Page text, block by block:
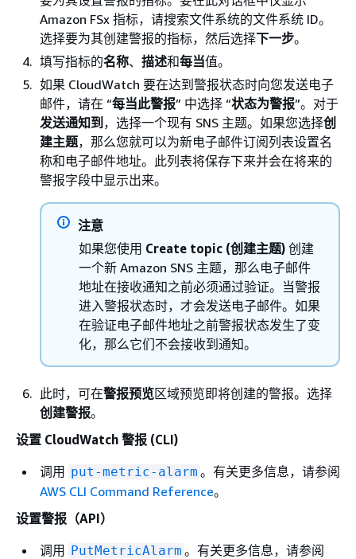
Amazon FSx 指标，请搜索文件系统的文件系统 ID。
选择要为其创建警报的指标，然后选择下一步。
填写指标的名称、 描述和每当值。
如果 CloudWatch 要在达到警报状态时向您发送电子
邮件，请在 “每当此警报” 中选择 “状态为警报”。对于
发送通知到 ，选择一个现有 SNS 主题。如果您选择创
建主题，那么您就可以为新电子邮件订阅列表设置名
称和电子邮件地址。此列表将保存下来并会在将来的
警报字段中显示出来。
注意
如果您使用 Create topic (创建主题) 创建
一个新 Amazon SNS 主题，那么电子邮件
地址在接收通知之前必须通过验证。当警报
进入警报状态时，才会发送电子邮件。如果
在验证电子邮件地址之前警报状态发生了变
化，那么它们不会接收到通知。
此时，可在警报预览区域预览即将创建的警报。选择
创建警报。
设置 CloudWatch 警报 (CLI)
调用 put-metric-alarm 。有关更多信息，请参阅
AWS CLI Command Reference。
设置警报（API）
调用 PutMetricAlarm 。有关更多信息，请参阅